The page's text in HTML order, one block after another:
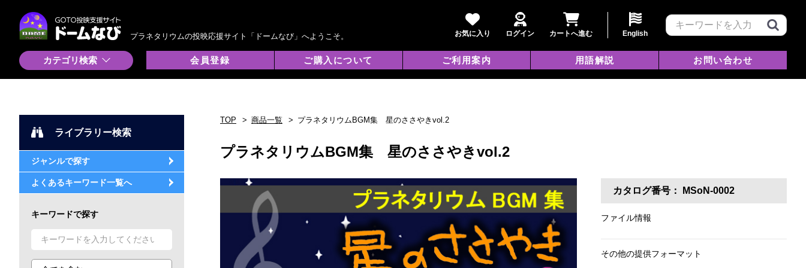
プラネタリウムの投映応援サイト「ドームなび」へようこそ。 お気に入り ログイン カートへ進む English
カテゴリ検索 会員登録 ご購入について ご利用案内 用語解説 お問い合わせ
ライブラリー検索
ジャンルで探す
よくあるキーワード一覧へ
キーワードで探す
TOP 商品一覧 プラネタリウムBGM集 星のささやきvol.2
プラネタリウムBGM集 星のささやきvol.2
カタログ番号： MSoN-0002
ファイル情報
その他の提供フォーマット